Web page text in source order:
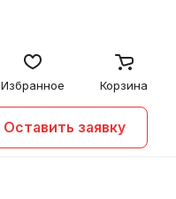
Избранное Корзина
Оставить заявку